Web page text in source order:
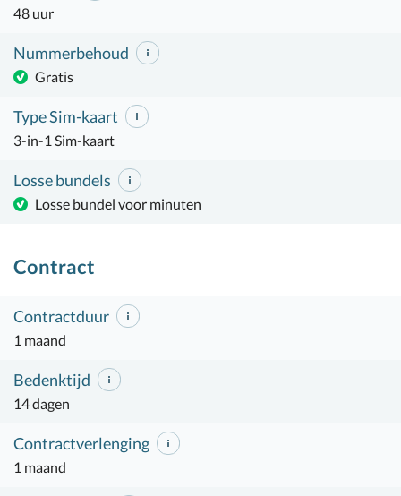
48 uur
Nummerbehoud
Gratis
Type Sim-kaart
3-in-1 Sim-kaart
Losse bundels
Losse bundel voor minuten
Contract
Contractduur
1 maand
Bedenktijd
14 dagen
Contractverlenging
1 maand